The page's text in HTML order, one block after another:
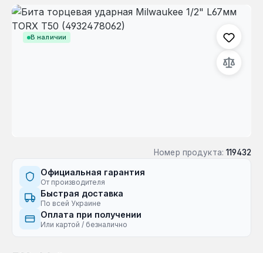
В наличии
Пропустить галерею изображений
Номер продукта: 119432
Официальная гарантия
От производителя
Быстрая доставка
По всей Украине
Оплата при получении
Или картой / безналично